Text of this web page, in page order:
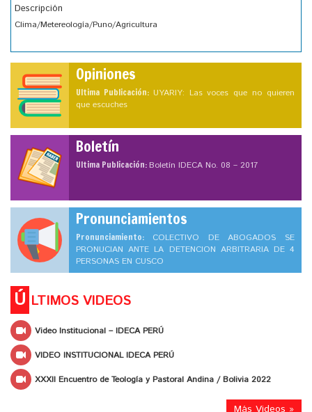
Descripción
Clima/Metereología/Puno/Agricultura
Opiniones
Ultima Publicación: UYARIY: Las voces que no quieren
que escuches
Boletín
Ultima Publicación:Boletín IDECA No. 08 – 2017
Pronunciamientos
Pronunciamiento: COLECTIVO DE ABOGADOS SE
PRONUCIAN ANTE LA DETENCION ARBITRARIA DE 4
PERSONAS EN CUSCO
Ú LTIMOS VIDEOS
Video Institucional – IDECA PERÚ
VIDEO INSTITUCIONAL IDECA PERÚ
XXXII Encuentro de Teología y Pastoral Andina / Bolivia 2022